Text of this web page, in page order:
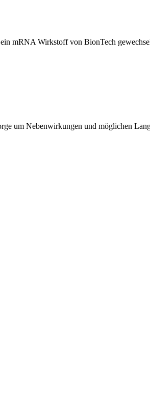
mRNA Wirkstoff von BionTech
um Nebenwirkungen und möglichen